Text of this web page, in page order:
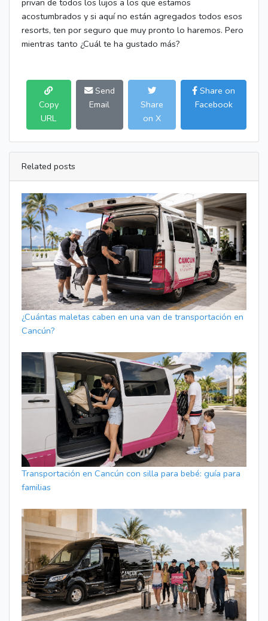
acostumbrados y si aquí no están agregados todos esos
resorts, ten por seguro que muy pronto lo haremos. Pero
mientras tanto ¿Cuál te ha gustado más?
Copy
URL
Send
Email
Share
on X
Share on
Facebook
Related posts
¿Cuántas maletas caben en una van de transportación en
Cancún?
Transportación en Cancún con silla para bebé: guía para
familias